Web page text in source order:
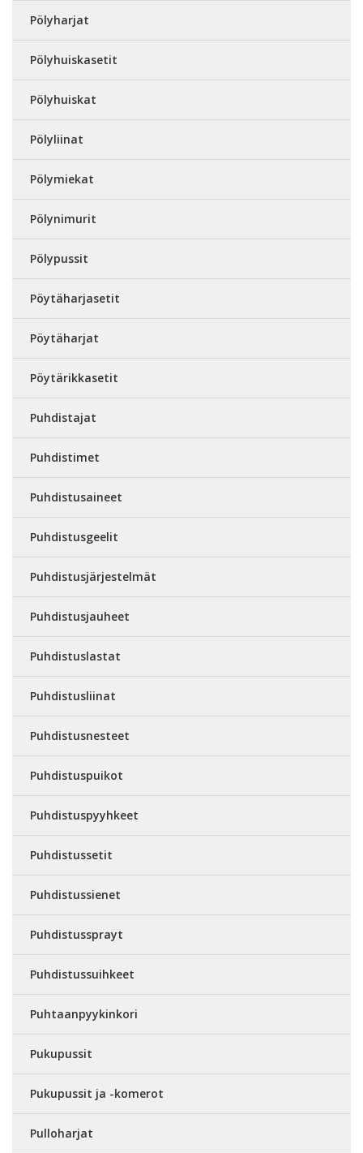
Pölyharjat
Pölyhuiskasetit
Pölyhuiskat
Pölyliinat
Pölymiekat
Pölynimurit
Pölypussit
Pöytäharjasetit
Pöytäharjat
Pöytärikkasetit
Puhdistajat
Puhdistimet
Puhdistusaineet
Puhdistusgeelit
Puhdistusjärjestelmät
Puhdistusjauheet
Puhdistuslastat
Puhdistusliinat
Puhdistusnesteet
Puhdistuspuikot
Puhdistuspyyhkeet
Puhdistussetit
Puhdistussienet
Puhdistussprayt
Puhdistussuihkeet
Puhtaanpyykinkori
Pukupussit
Pukupussit ja -komerot
Pulloharjat